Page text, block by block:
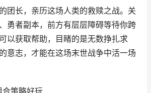
团长，亲历这场人类的救赎之战。关
勇者副本，前方有层层障碍等待你跨
以获取帮助，目睹的是无数挣扎求
意志，才能在这场末世战争中活一场